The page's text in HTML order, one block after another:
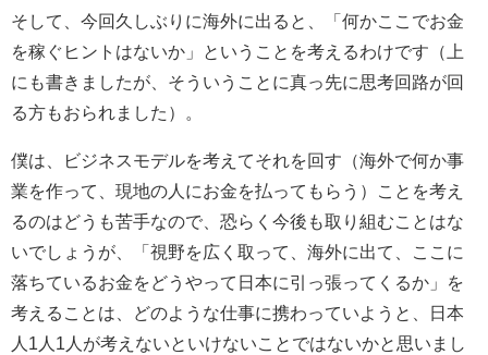
そして、今回久しぶりに海外に出ると、「何かここでお金
を稼ぐヒントはないか」ということを考えるわけです（上
にも書きましたが、そういうことに真っ先に思考回路が回
る方もおられました）。
僕は、ビジネスモデルを考えてそれを回す（海外で何か事
業を作って、現地の人にお金を払ってもらう）ことを考え
るのはどうも苦手なので、恐らく今後も取り組むことはな
いでしょうが、「視野を広く取って、海外に出て、ここに
落ちているお金をどうやって日本に引っ張ってくるか」を
考えることは、どのような仕事に携わっていようと、日本
人1人1人が考えないといけないことではないかと思いまし